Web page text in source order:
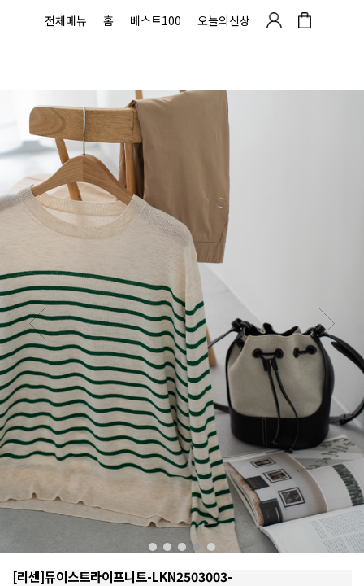
전체메뉴 홈 베스트100 오늘의신상
[리센]듀이스트라이프니트-LKN2503003-